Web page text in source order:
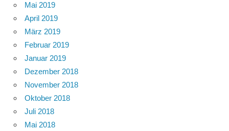
Mai 2019
April 2019
März 2019
Februar 2019
Januar 2019
Dezember 2018
November 2018
Oktober 2018
Juli 2018
Mai 2018